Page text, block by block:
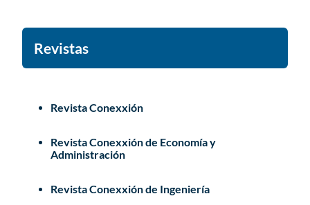
Revistas
Revista Conexxión
Revista Conexxión de Economía y
Administración
Revista Conexxión de Ingeniería